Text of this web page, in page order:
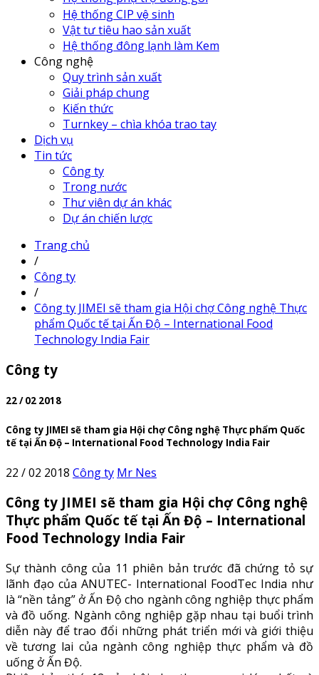
Hệ thống CIP vệ sinh
Vật tư tiêu hao sản xuất
Hệ thống đông lạnh làm Kem
Công nghệ
Quy trình sản xuất
Giải pháp chung
Kiến thức
Turnkey – chìa khóa trao tay
Dịch vụ
Tin tức
Công ty
Trong nước
Thư viên dự án khác
Dự án chiến lược
Trang chủ
/
Công ty
/
Công ty JIMEI sẽ tham gia Hội chợ Công nghệ Thực
phẩm Quốc tế tại Ấn Độ – International Food
Technology India Fair
Công ty
22 / 02 2018
Công ty JIMEI sẽ tham gia Hội chợ Công nghệ Thực phẩm Quốc
tế tại Ấn Độ – International Food Technology India Fair
22 / 02 2018 Công ty Mr Nes
Công ty JIMEI sẽ tham gia Hội chợ Công nghệ
Thực phẩm Quốc tế tại Ấn Độ – International
Food Technology India Fair
Sự thành công của 11 phiên bản trước đã chứng tỏ sự
lãnh đạo của ANUTEC- International FoodTec India như
là “nền tảng” ở Ấn Độ cho ngành công nghiệp thực phẩm
và đồ uống. Ngành công nghiệp gặp nhau tại buổi trình
diễn này để trao đổi những phát triển mới và giới thiệu
về tương lai của ngành công nghiệp thực phẩm và đồ
uống ở Ấn Độ.